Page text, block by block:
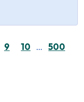
9 10 …
500